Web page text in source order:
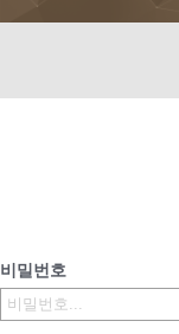
비밀번호